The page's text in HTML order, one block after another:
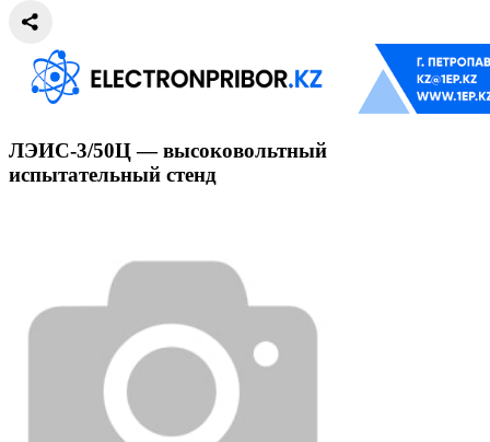
ЛЭИС-3/50Ц — высоковольтный
испытательный стенд